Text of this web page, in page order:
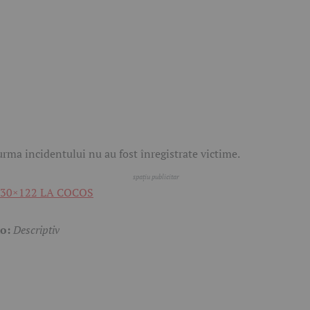
incidentului nu au fost înregistrate victime.
Descriptiv